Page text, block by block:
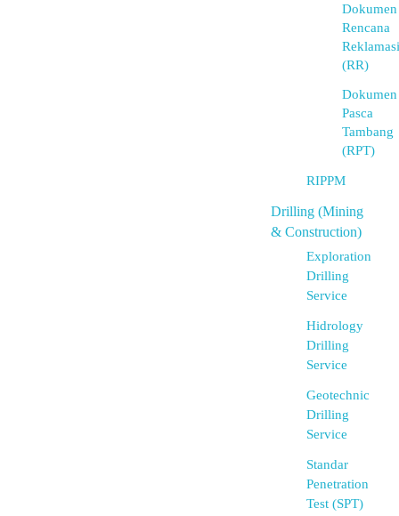
Dokumen
Rencana
Reklamasi
(RR)
Dokumen
Pasca
Tambang
(RPT)
RIPPM
Drilling (Mining
& Construction)
Exploration
Drilling
Service
Hidrology
Drilling
Service
Geotechnic
Drilling
Service
Standar
Penetration
Test (SPT)